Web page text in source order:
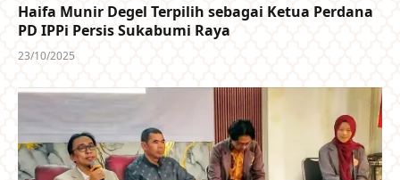
Haifa Munir Degel Terpilih sebagai Ketua Perdana
PD IPPi Persis Sukabumi Raya
23/10/2025